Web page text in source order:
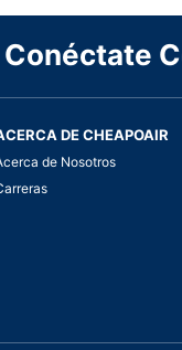
Conéctate
DE CHEAPOAIR
de Nosotros